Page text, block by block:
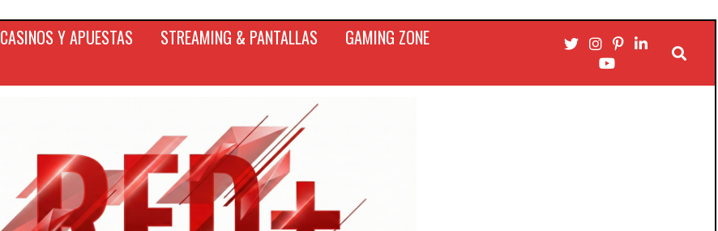
CASINOS Y APUESTAS STREAMING & PANTALLAS
GAMING ZONE